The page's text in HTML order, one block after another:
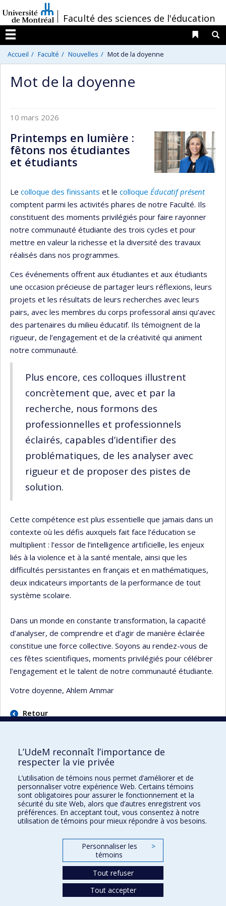
au
contenu
/Faculté des sciences de l'éducation
Menu
Liens
Accueil Faculté Nouvelles Mot de la doyenne
Mot de la doyenne
10 mars 2026
Printemps en lumière :
fêtons nos étudiantes
et étudiants
Le colloque des finissants et le colloque Éducatif présent
comptent parmi les activités phares de notre Faculté. Ils
constituent des moments privilégiés pour faire rayonner
notre communauté étudiante des trois cycles et pour
mettre en valeur la richesse et la diversité des travaux
réalisés dans nos programmes.
Ces événements offrent aux étudiantes et aux étudiants
une occasion précieuse de partager leurs réflexions, leurs
projets et les résultats de leurs recherches avec leurs
pairs, avec les membres du corps professoral ainsi qu’avec
des partenaires du milieu éducatif. Ils témoignent de la
rigueur, de l’engagement et de la créativité qui animent
notre communauté.
Plus encore, ces colloques illustrent
concrètement que, avec et par la
recherche, nous formons des
professionnelles et professionnels
éclairés, capables d’identifier des
problématiques, de les analyser avec
rigueur et de proposer des pistes de
solution.
Cette compétence est plus essentielle que jamais dans un
contexte où les défis auxquels fait face l’éducation se
multiplient : l’essor de l’intelligence artificielle, les enjeux
liés à la violence et à la santé mentale, ainsi que les
difficultés persistantes en français et en mathématiques,
deux indicateurs importants de la performance de tout
système scolaire.
Dans un monde en constante transformation, la capacité
d’analyser, de comprendre et d’agir de manière éclairée
constitue une force collective. Soyons au rendez-vous de
ces fêtes scientifiques, moments privilégiés pour célébrer
l’engagement et le talent de notre communauté étudiante.
Votre doyenne, Ahlem Ammar
Retour
Faculté des sciences de l'éducation
Pavillon Marie-Victorin
90, avenue Vincent-d'Indy
Montréal (Québec) H2V 2S9
L’UdeM reconnaît l’importance de
respecter la vie privée
L’utilisation de témoins nous permet d’améliorer et de
personnaliser votre expérience Web. Certains témoins
sont obligatoires pour assurer le fonctionnement et la
sécurité du site Web, alors que d’autres enregistrent vos
préférences. En acceptant tout, vous consentez à notre
utilisation de témoins pour mieux répondre à vos besoins.
Personnaliser les
témoins
>
Tout refuser
Tout accepter